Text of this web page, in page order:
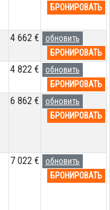
БРОНИРОВАТЬ
4 662 €
обновить
БРОНИРОВАТЬ
4 822 €
обновить
БРОНИРОВАТЬ
6 862 €
обновить
БРОНИРОВАТЬ
7 022 €
обновить
БРОНИРОВАТЬ